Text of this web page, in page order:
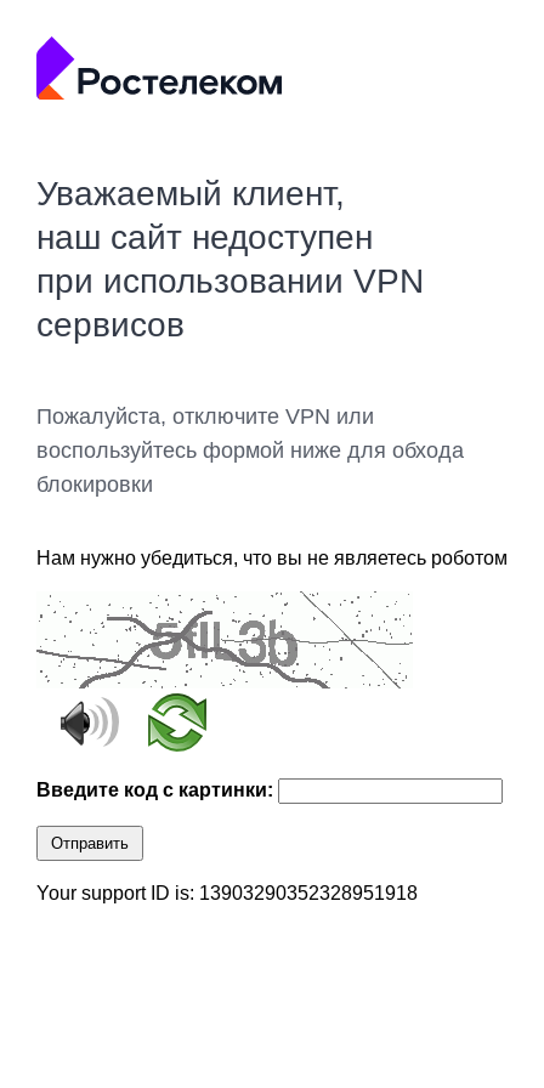
Уважаемый клиент,
наш сайт недоступен
при использовании VPN
сервисов
Пожалуйста, отключите VPN или
воспользуйтесь формой ниже для обхода
блокировки
Нам нужно убедиться, что вы не являетесь роботом
Введите код с картинки:
Отправить
Your support ID is: 13903290352328951918